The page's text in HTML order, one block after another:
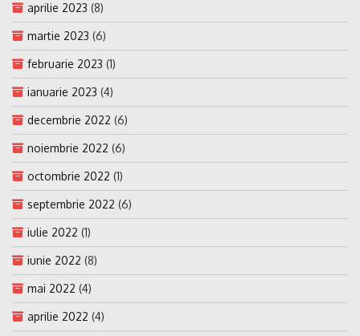
aprilie 2023 (8)
martie 2023 (6)
februarie 2023 (1)
ianuarie 2023 (4)
decembrie 2022 (6)
noiembrie 2022 (6)
octombrie 2022 (1)
septembrie 2022 (6)
iulie 2022 (1)
iunie 2022 (8)
mai 2022 (4)
aprilie 2022 (4)